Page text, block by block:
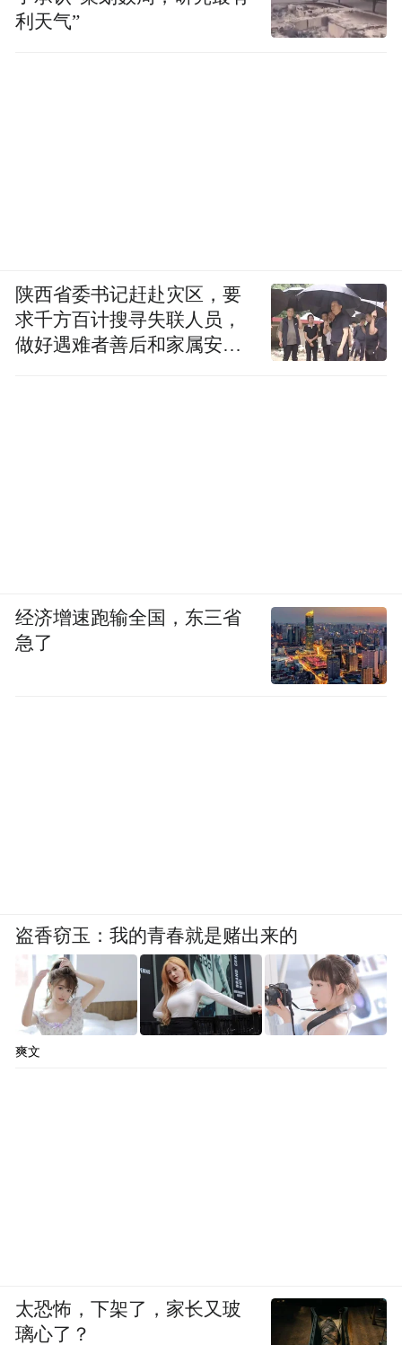
利天气”
陕西省委书记赶赴灾区，要
求千方百计搜寻失联人员，
做好遇难者善后和家属安抚
经济增速跑输全国，东三省
急了
盗香窃玉：我的青春就是赌出来的
爽文
太恐怖，下架了，家长又玻
璃心了？